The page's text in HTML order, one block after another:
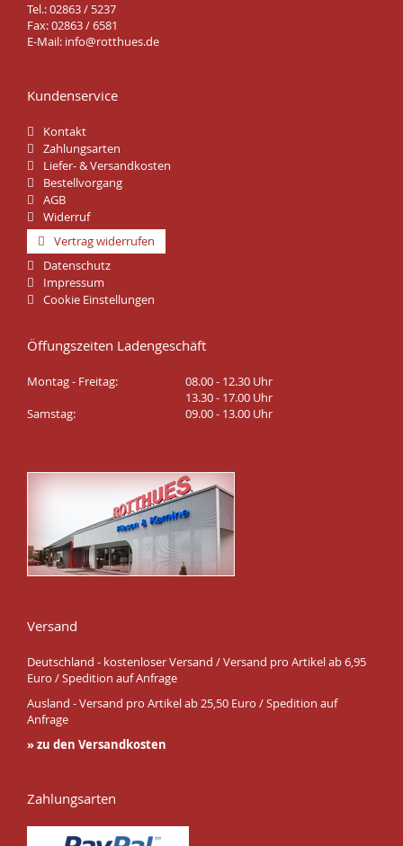
Tel.: 02863 / 5237
Fax: 02863 / 6581
E-Mail: info@rotthues.de
Kundenservice
Kontakt
Zahlungsarten
Liefer- & Versandkosten
Bestellvorgang
AGB
Widerruf
Vertrag widerrufen
Datenschutz
Impressum
Cookie Einstellungen
Öffungszeiten Ladengeschäft
Montag - Freitag:
08.00 - 12.30 Uhr
13.30 - 17.00 Uhr
Samstag:
09.00 - 13.00 Uhr
Versand
Deutschland - kostenloser Versand / Versand pro Artikel ab 6,95
Euro / Spedition auf Anfrage
Ausland - Versand pro Artikel ab 25,50 Euro / Spedition auf
Anfrage
» zu den Versandkosten
Zahlungsarten